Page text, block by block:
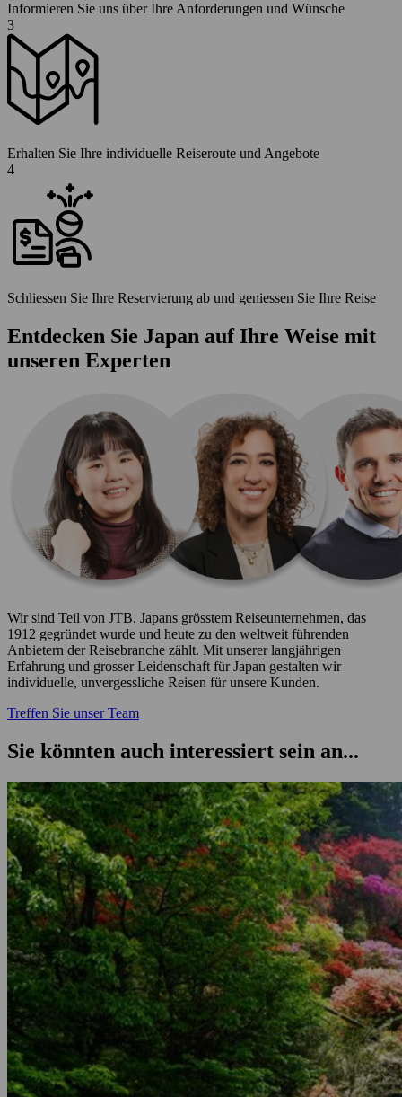
Informieren Sie uns über Ihre Anforderungen und Wünsche
3
Erhalten Sie Ihre individuelle Reiseroute und Angebote
4
Schliessen Sie Ihre Reservierung ab und geniessen Sie Ihre Reise
Entdecken Sie Japan auf Ihre Weise mit
unseren Experten
Wir sind Teil von JTB, Japans grösstem Reiseunternehmen, das
1912 gegründet wurde und heute zu den weltweit führenden
Anbietern der Reisebranche zählt. Mit unserer langjährigen
Erfahrung und grosser Leidenschaft für Japan gestalten wir
individuelle, unvergessliche Reisen für unsere Kunden.
Treffen Sie unser Team
Sie könnten auch interessiert sein an...